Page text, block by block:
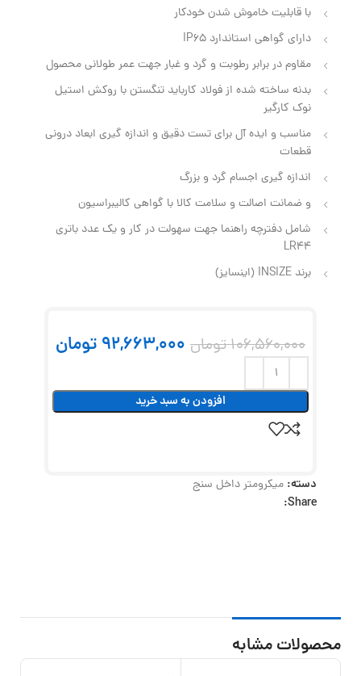
با قابلیت خاموش شدن خودکار
دارای گواهی استاندارد IP65
مقاوم در برابر رطوبت و گرد و غبار جهت عمر طولانی محصول
بدنه ساخته شده از فولاد کارباید تنگستن با روکش استیل
نوک کارگیر
مناسب و ایده آل برای تست دقیق و اندازه گیری ابعاد درونی
قطعات
اندازه گیری اجسام گرد و بزرگ
و ضمانت اصالت و سلامت کالا با گواهی کالیبراسیون
شامل دفترچه راهنما جهت سهولت در کار و یک عدد باتری
LR44
برند INSIZE (اینسایز)
106,560,000تومان 92,663,000 تومان
افزودن به سبد خرید
دسته: میکرومتر داخل سنج
Share:
محصولات مشابه